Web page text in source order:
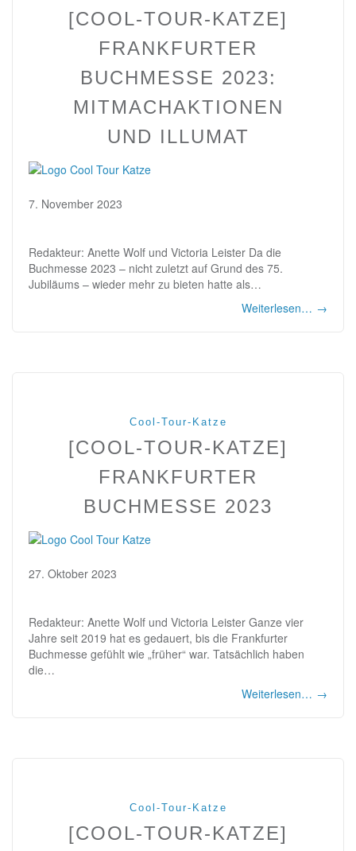
[COOL-TOUR-KATZE]
FRANKFURTER
BUCHMESSE 2023:
MITMACHAKTIONEN
UND ILLUMAT
7. November 2023
Redakteur: Anette Wolf und Victoria Leister Da die
Buchmesse 2023 – nicht zuletzt auf Grund des 75.
Jubiläums – wieder mehr zu bieten hatte als…
Weiterlesen… →
Cool-Tour-Katze
[COOL-TOUR-KATZE]
FRANKFURTER
BUCHMESSE 2023
27. Oktober 2023
Redakteur: Anette Wolf und Victoria Leister Ganze vier
Jahre seit 2019 hat es gedauert, bis die Frankfurter
Buchmesse gefühlt wie „früher“ war. Tatsächlich haben
die…
Weiterlesen… →
Cool-Tour-Katze
[COOL-TOUR-KATZE]